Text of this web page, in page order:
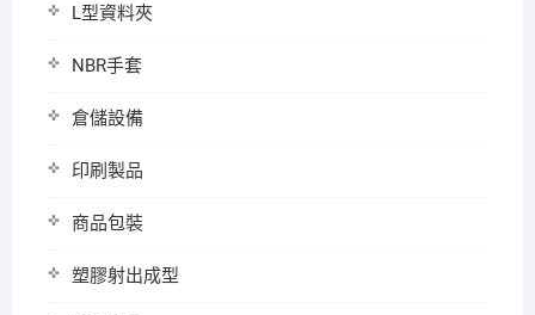
L型資料夾
NBR手套
倉儲設備
印刷製品
商品包裝
塑膠射出成型